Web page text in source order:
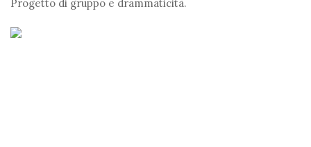
Progetto di gruppo e drammaticità.